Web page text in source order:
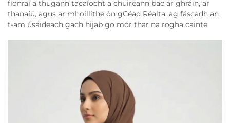
fíonraí a thugann tacaíocht a chuireann bac ar ghráin, ar
thanaíú, agus ar mhoillithe ón gCéad Réalta, ag fáscadh an
t-am úsáideach gach hijab go mór thar na rogha cainte.